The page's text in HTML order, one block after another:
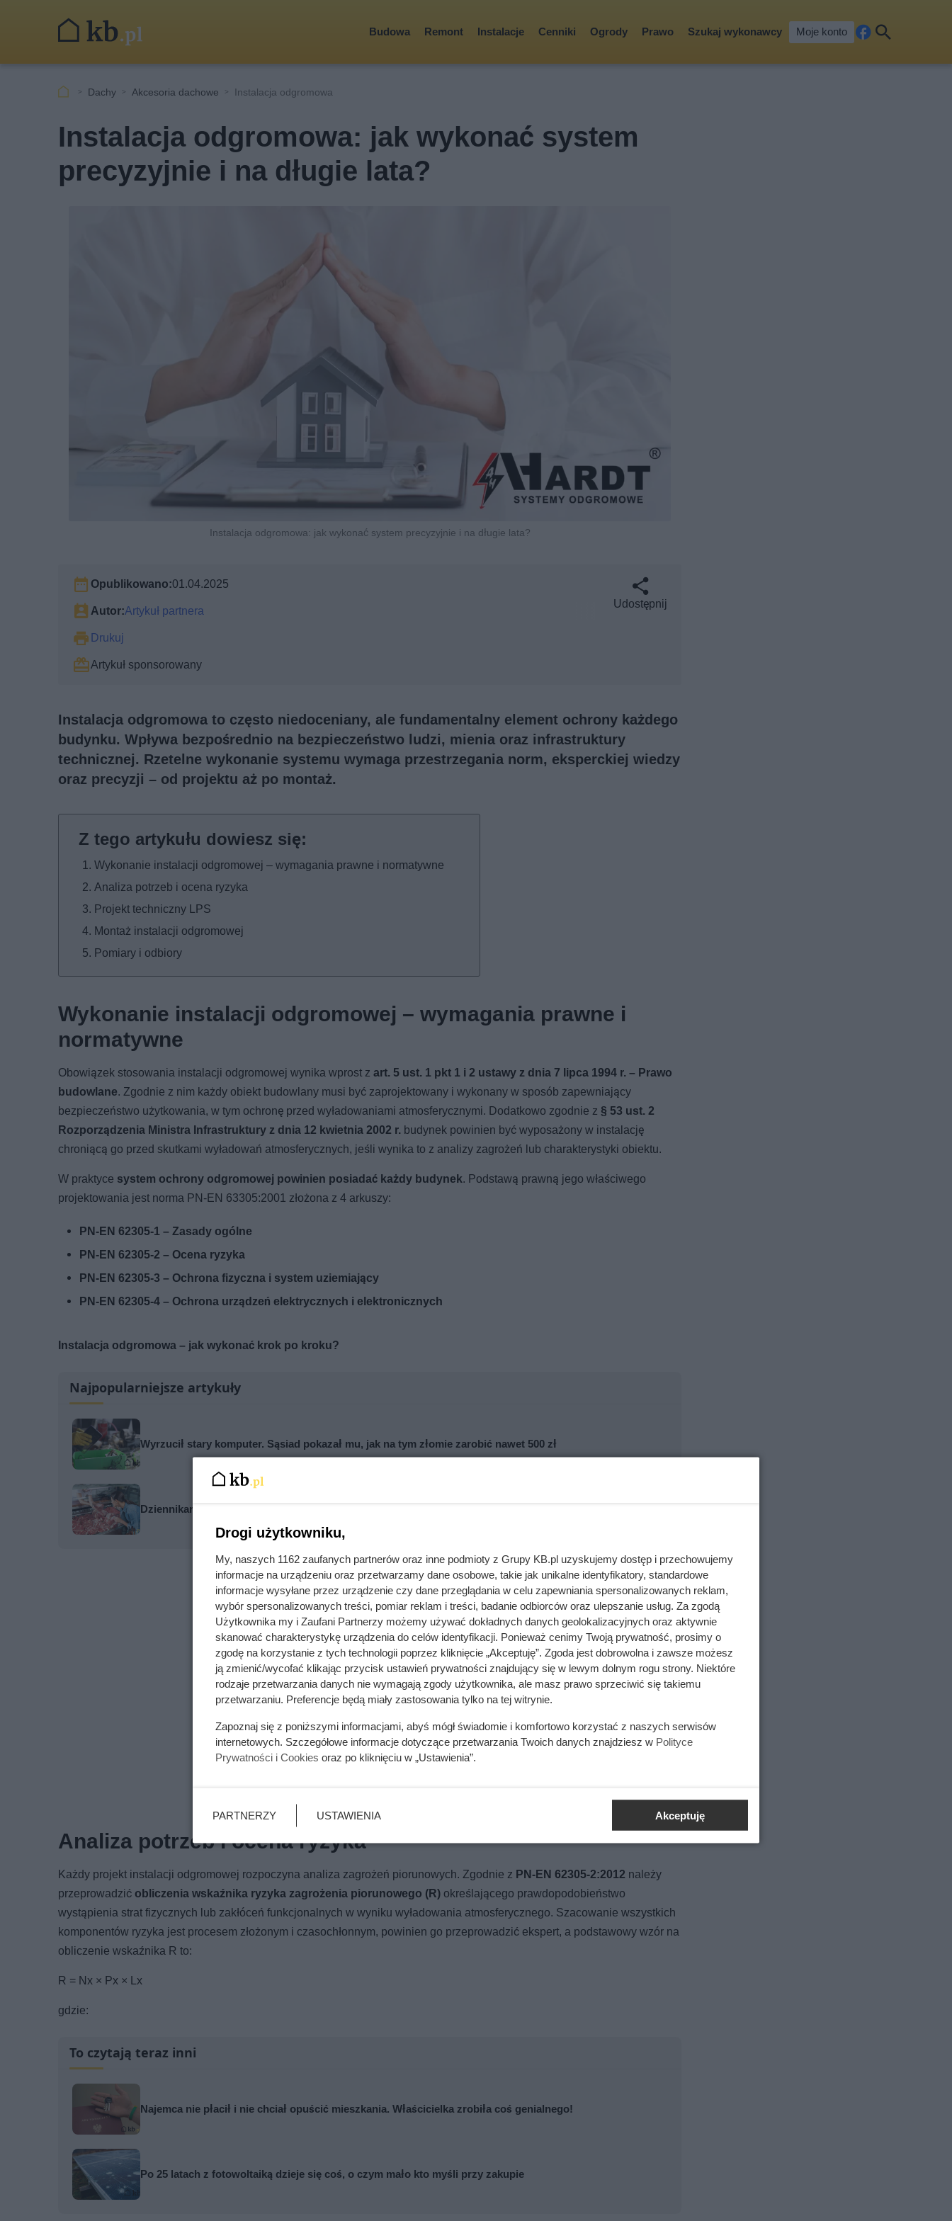
Budowa Remont Instalacje Cenniki Ogrody Prawo Szukaj wykonawcy Moje konto
cebkaj
Dachy Akcesoria dachowe Instalacja odgromowa
Instalacja odgromowa: jak wykonać system
precyzyjnie i na długie lata?
Instalacja odgromowa: jak wykonać system precyzyjnie i na długie lata?
Opublikowano:01.04.2025
Autor:Artykuł partnera
Drukuj
Artykuł sponsorowany
Udostępnij
Instalacja odgromowa to często niedoceniany, ale fundamentalny element ochrony każdego
budynku. Wpływa bezpośrednio na bezpieczeństwo ludzi, mienia oraz infrastruktury
technicznej. Rzetelne wykonanie systemu wymaga przestrzegania norm, eksperckiej wiedzy
oraz precyzji – od projektu aż po montaż.
Wykonanie instalacji odgromowej – wymagania prawne i normatywne
Analiza potrzeb i ocena ryzyka
Projekt techniczny LPS
Montaż instalacji odgromowej
Pomiary i odbiory
Wykonanie instalacji odgromowej – wymagania prawne i
normatywne
Obowiązek stosowania instalacji odgromowej wynika wprost z art. 5 ust. 1 pkt 1 i 2 ustawy z dnia 7 lipca 1994 r. – Prawo
budowlane. Zgodnie z nim każdy obiekt budowlany musi być zaprojektowany i wykonany w sposób zapewniający
bezpieczeństwo użytkowania, w tym ochronę przed wyładowaniami atmosferycznymi. Dodatkowo zgodnie z § 53 ust. 2
Rozporządzenia Ministra Infrastruktury z dnia 12 kwietnia 2002 r. budynek powinien być wyposażony w instalację
chroniącą go przed skutkami wyładowań atmosferycznych, jeśli wynika to z analizy zagrożeń lub charakterystyki obiektu.
W praktyce system ochrony odgromowej powinien posiadać każdy budynek. Podstawą prawną jego właściwego
projektowania jest norma PN-EN 63305:2001 złożona z 4 arkuszy:
PN-EN 62305-1 – Zasady ogólne
PN-EN 62305-2 – Ocena ryzyka
PN-EN 62305-3 – Ochrona fizyczna i system uziemiający
PN-EN 62305-4 – Ochrona urządzeń elektrycznych i elektronicznych
Instalacja odgromowa – jak wykonać krok po kroku?
Najpopularniejsze artykuły
Wyrzucił stary komputer. Sąsiad pokazał mu, jak na tym złomie zarobić nawet 500 zł
Dziennikarze ujawnili pochodzenie mięsa z Dino. Klienci zaskoczeni
Analiza potrzeb i ocena ryzyka
Każdy projekt instalacji odgromowej rozpoczyna analiza zagrożeń piorunowych. Zgodnie z PN-EN 62305-2:2012 należy
przeprowadzić obliczenia wskaźnika ryzyka zagrożenia piorunowego (R) określającego prawdopodobieństwo
wystąpienia strat fizycznych lub zakłóceń funkcjonalnych w wyniku wyładowania atmosferycznego. Szacowanie wszystkich
komponentów ryzyka jest procesem złożonym i czasochłonnym, powinien go przeprowadzić ekspert, a podstawowy wzór na
obliczenie wskaźnika R to:
R = Nx × Px × Lx
gdzie:
To czytają teraz inni
Najemca nie płacił i nie chciał opuścić mieszkania. Właścicielka zrobiła coś genialnego!
Po 25 latach z fotowoltaiką dzieje się coś, o czym mało kto myśli przy zakupie
Drogi użytkowniku,
My, naszych 1162 zaufanych partnerów oraz inne podmioty z Grupy KB.pl uzyskujemy dostęp i przechowujemy
informacje na urządzeniu oraz przetwarzamy dane osobowe, takie jak unikalne identyfikatory, standardowe
informacje wysyłane przez urządzenie czy dane przeglądania w celu zapewniania spersonalizowanych reklam,
wybór spersonalizowanych treści, pomiar reklam i treści, badanie odbiorców oraz ulepszanie usług. Za zgodą
Użytkownika my i Zaufani Partnerzy możemy używać dokładnych danych geolokalizacyjnych oraz aktywnie
skanować charakterystykę urządzenia do celów identyfikacji. Ponieważ cenimy Twoją prywatność, prosimy o
zgodę na korzystanie z tych technologii poprzez kliknięcie „Akceptuję”. Zgoda jest dobrowolna i zawsze możesz
ją zmienić/wycofać klikając przycisk ustawień prywatności znajdujący się w lewym dolnym rogu strony. Niektóre
rodzaje przetwarzania danych nie wymagają zgody użytkownika, ale masz prawo sprzeciwić się takiemu
przetwarzaniu. Preferencje będą miały zastosowania tylko na tej witrynie.
Zapoznaj się z poniższymi informacjami, abyś mógł świadomie i komfortowo korzystać z naszych serwisów
internetowych. Szczegółowe informacje dotyczące przetwarzania Twoich danych znajdziesz w Polityce
Prywatności i Cookies oraz po kliknięciu w „Ustawienia”.
PARTNERZY USTAWIENIA Akceptuję